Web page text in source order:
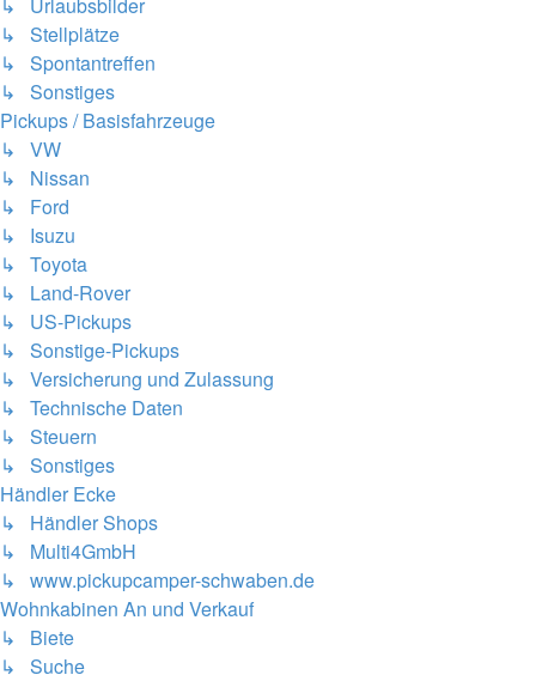
↳ Stellplätze
↳ Spontantreffen
↳ Sonstiges
Pickups / Basisfahrzeuge
↳ VW
↳ Nissan
↳ Ford
↳ Isuzu
↳ Toyota
↳ Land-Rover
↳ US-Pickups
↳ Sonstige-Pickups
↳ Versicherung und Zulassung
↳ Technische Daten
↳ Steuern
↳ Sonstiges
Händler Ecke
↳ Händler Shops
↳ Multi4GmbH
↳ www.pickupcamper-schwaben.de
Wohnkabinen An und Verkauf
↳ Biete
↳ Suche